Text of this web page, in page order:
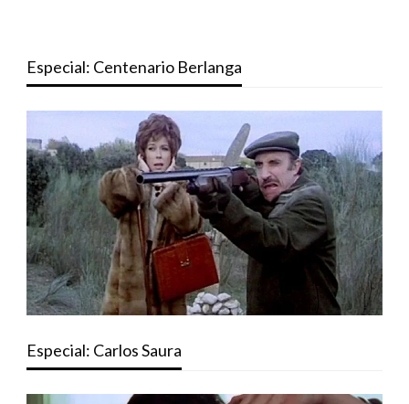
Especial: Centenario Berlanga
Especial: Carlos Saura